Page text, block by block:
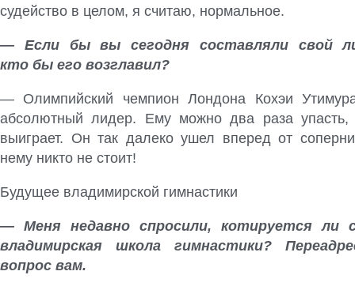
судейство в целом, я считаю, нормальное.
— Если бы вы сегодня составляли свой
кто бы его возглавил?
— Олимпийский чемпион Лондона Кохэи
абсолютный лидер. Ему можно два раза
выиграет. Он так далеко ушел вперед от
нему никто не стоит!
Будущее владимирской гимнастики
— Меня недавно спросили, котируется ли
владимирская школа гимнастики?
вопрос вам.